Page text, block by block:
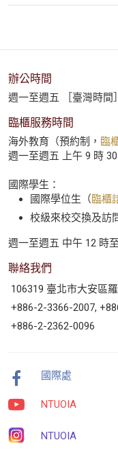
辦公時間
週一至週五 ［臺灣時間
臨櫃服務時間
海外教育（預約制， 臨
週一至週五 上午 9 時
國際學生：
國際學位生（臨櫃
校級來校交換及訪
週一至週五 中午 12 時
聯絡我們
106319 臺北市大安區
+886-2-3366-2007,
+886-2-2362-0096
國際處
NTUOIA
NTUOIA